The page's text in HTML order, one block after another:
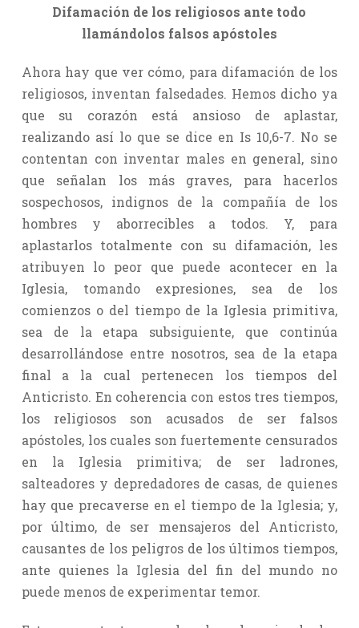
Difamación de los religiosos ante todo
llamándolos falsos apóstoles
Ahora hay que ver cómo, para difamación de los
religiosos, inventan falsedades. Hemos dicho ya
que su corazón está ansioso de aplastar,
realizando así lo que se dice en Is 10,6-7. No se
contentan con inventar males en general, sino
que señalan los más graves, para hacerlos
sospechosos, indignos de la compañía de los
hombres y aborrecibles a todos. Y, para
aplastarlos totalmente con su difamación, les
atribuyen lo peor que puede acontecer en la
Iglesia, tomando expresiones, sea de los
comienzos o del tiempo de la Iglesia primitiva,
sea de la etapa subsiguiente, que continúa
desarrollándose entre nosotros, sea de la etapa
final a la cual pertenecen los tiempos del
Anticristo. En coherencia con estos tres tiempos,
los religiosos son acusados de ser falsos
apóstoles, los cuales son fuertemente censurados
en la Iglesia primitiva; de ser ladrones,
salteadores y depredadores de casas, de quienes
hay que precaverse en el tiempo de la Iglesia; y,
por último, de ser mensajeros del Anticristo,
causantes de los peligros de los últimos tiempos,
ante quienes la Iglesia del fin del mundo no
puede menos de experimentar temor.